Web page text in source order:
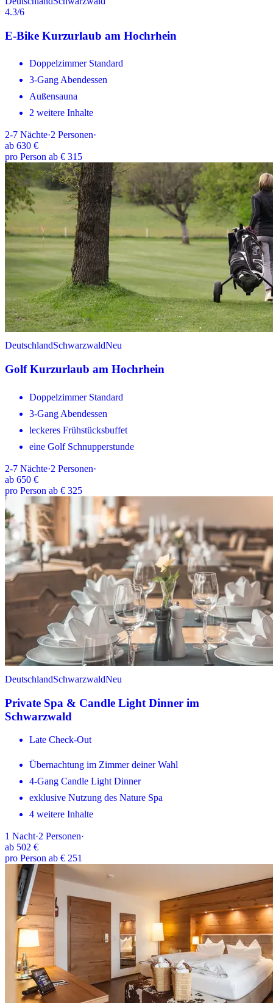
4.3/6
E-Bike Kurzurlaub am Hochrhein
Doppelzimmer Standard
3-Gang Abendessen
Außensauna
2 weitere Inhalte
2-7 Nächte·2 Personen·
ab 630 €
pro Person ab € 315
DeutschlandSchwarzwaldNeu
Golf Kurzurlaub am Hochrhein
Doppelzimmer Standard
3-Gang Abendessen
leckeres Frühstücksbuffet
eine Golf Schnupperstunde
2-7 Nächte·2 Personen·
ab 650 €
pro Person ab € 325
DeutschlandSchwarzwaldNeu
Private Spa & Candle Light Dinner im
Schwarzwald
Late Check-Out
Übernachtung im Zimmer deiner Wahl
4-Gang Candle Light Dinner
exklusive Nutzung des Nature Spa
4 weitere Inhalte
1 Nacht·2 Personen·
ab 502 €
pro Person ab € 251